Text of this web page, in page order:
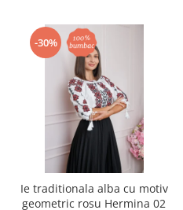
-30%
Ie traditionala alba cu motiv
geometric rosu Hermina 02